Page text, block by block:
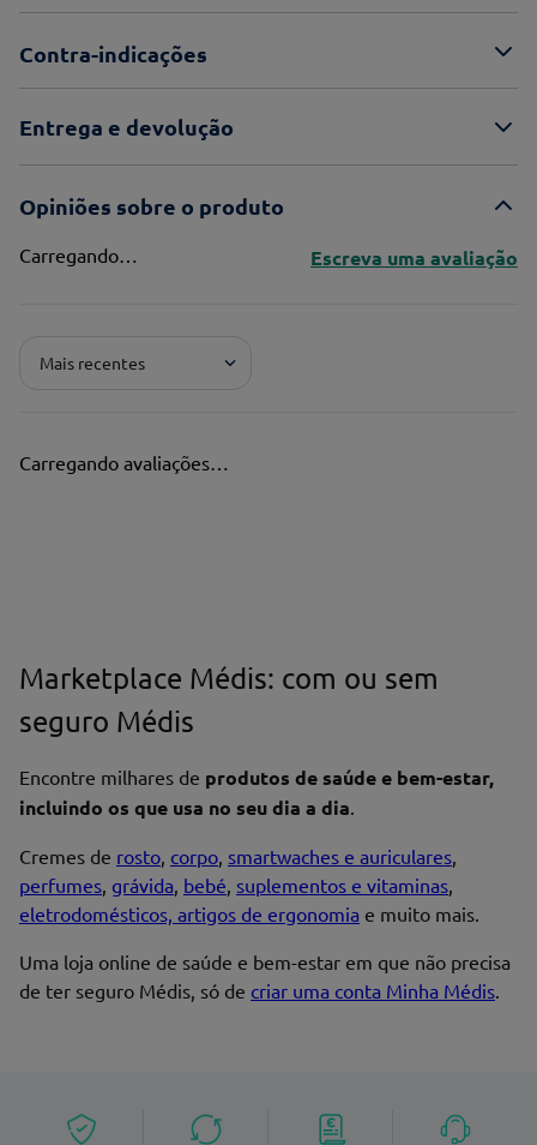
Contra-indicações
Entrega e devolução
Opiniões sobre o produto
Carregando… Escreva uma avaliação
Título*
Pontuação*
Nome*
Endereço de email
Mais recentes
Carregando avaliações…
Marketplace Médis: com ou sem
seguro Médis
Encontre milhares de produtos de saúde e bem-estar,
incluindo os que usa no seu dia a dia.
Cremes de rosto, corpo, smartwaches e auriculares,
perfumes, grávida, bebé, suplementos e vitaminas,
eletrodomésticos, artigos de ergonomia e muito mais.
Uma loja online de saúde e bem-estar em que não precisa
de ter seguro Médis, só de criar uma conta Minha Médis.